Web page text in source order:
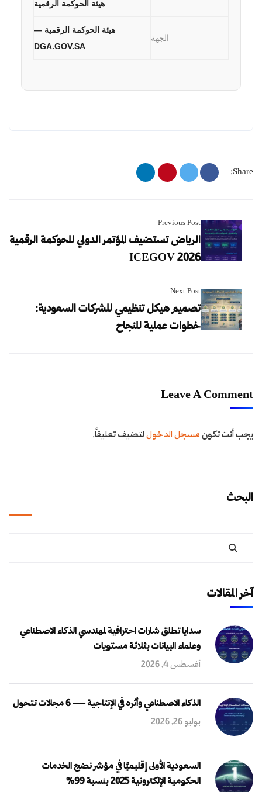
هيئة الحوكمة الرقمية
الجهة
هيئة الحوكمة الرقمية —
DGA.GOV.SA
Share:
Previous Post
الرياض تستضيف المؤتمر الدولي للحوكمة الرقمية
ICEGOV 2026
Next Post
تصميم هيكل تنظيمي للشركات السعودية:
خطوات عملية للنجاح
Leave A Comment
يجب أنت تكونمسجل الدخوللتضيف تعليقاً.
البحث
آخر المقالات
سدايا تطلق شارات احترافية لمهندسي الذكاء الاصطناعي
وعلماء البيانات بثلاثة مستويات
أغسطس 4, 2026
الذكاء الاصطناعي وأثره في الإنتاجية — 6 مجالات تتحول
يوليو 26, 2026
السعودية الأولى إقليميًا في مؤشر نضج الخدمات
الحكومية الإلكترونية 2025 بنسبة 99%